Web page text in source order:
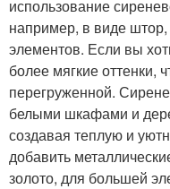
использование
например, в виде
элементов. Если вы
более мягкие оттенки,
перегруженной.
белыми шкафами и
создавая теплую и
добавить
золото, для большей